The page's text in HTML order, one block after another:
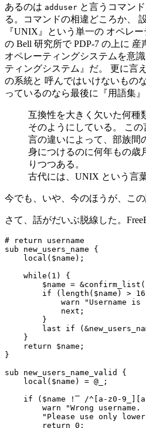
あるのは adduser と言うコマンド
る。コマンドの相違どころか、
『UNIX』という単一の オペレ
の Bell 研究所で PDP-7 の上に
オペレーティングシステムを意
ティングシステム』だ。 更に言
の系統と 呼んではいけないもの
っているのなら最後に『用語集
互換性を大きく欠いた何種
そのようにしている。 こ
言の違いによって、部族間
身につけるのに何年もの歳
りつつある。
古代には、UNIX という言
今でも、いや、今のほうが、こ
さて、話がだいぶ脱線した。
# return username
sub new_users_name {
    local($name);
    while(1) {
$name =
if (length($name) >
warn "Username is
            next;
        }
last if
    }
    return $name;
}
sub new_users_name_valid {
    local($name) = @_;
if ($name !‾ /^[a-z0-
warn "Wrong username.
"Please use only
        return 0;